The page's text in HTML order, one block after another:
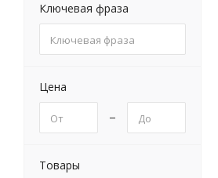
Ключевая фраза
Цена
Товары